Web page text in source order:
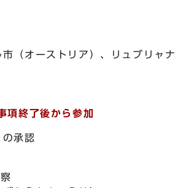
（オーストリア）、リュブリャナ
項終了後から参加
承認